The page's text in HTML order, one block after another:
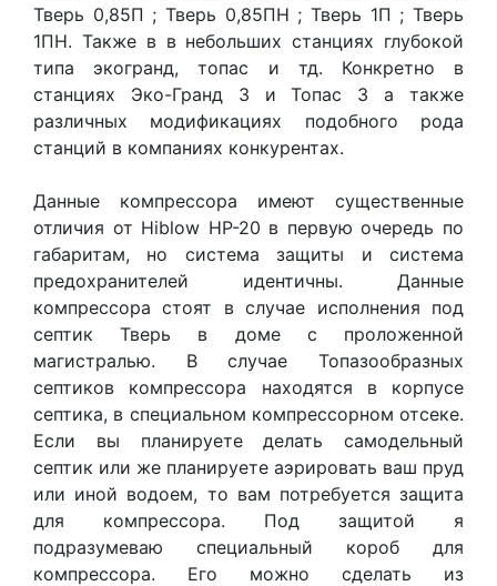
Тверь 0,85П ; Тверь 0,85ПН ; Тверь 1П ; Тверь
1ПН. Также в в небольших станциях глубокой
типа экогранд, топас и тд. Конкретно в
станциях Эко-Гранд 3 и Топас 3 а также
различных модификациях подобного рода
станций в компаниях конкурентах.
Данные компрессора имеют существенные
отличия от Hiblow HP-20 в первую очередь по
габаритам, но система защиты и система
предохранителей идентичны. Данные
компрессора стоят в случае исполнения под
септик Тверь в доме с проложенной
магистралью. В случае Топазообразных
септиков компрессора находятся в корпусе
септика, в специальном компрессорном отсеке.
Если вы планируете делать самодельный
септик или же планируете аэрировать ваш пруд
или иной водоем, то вам потребуется защита
для компрессора. Под защитой я
подразумеваю специальный короб для
компрессора. Его можно сделать из